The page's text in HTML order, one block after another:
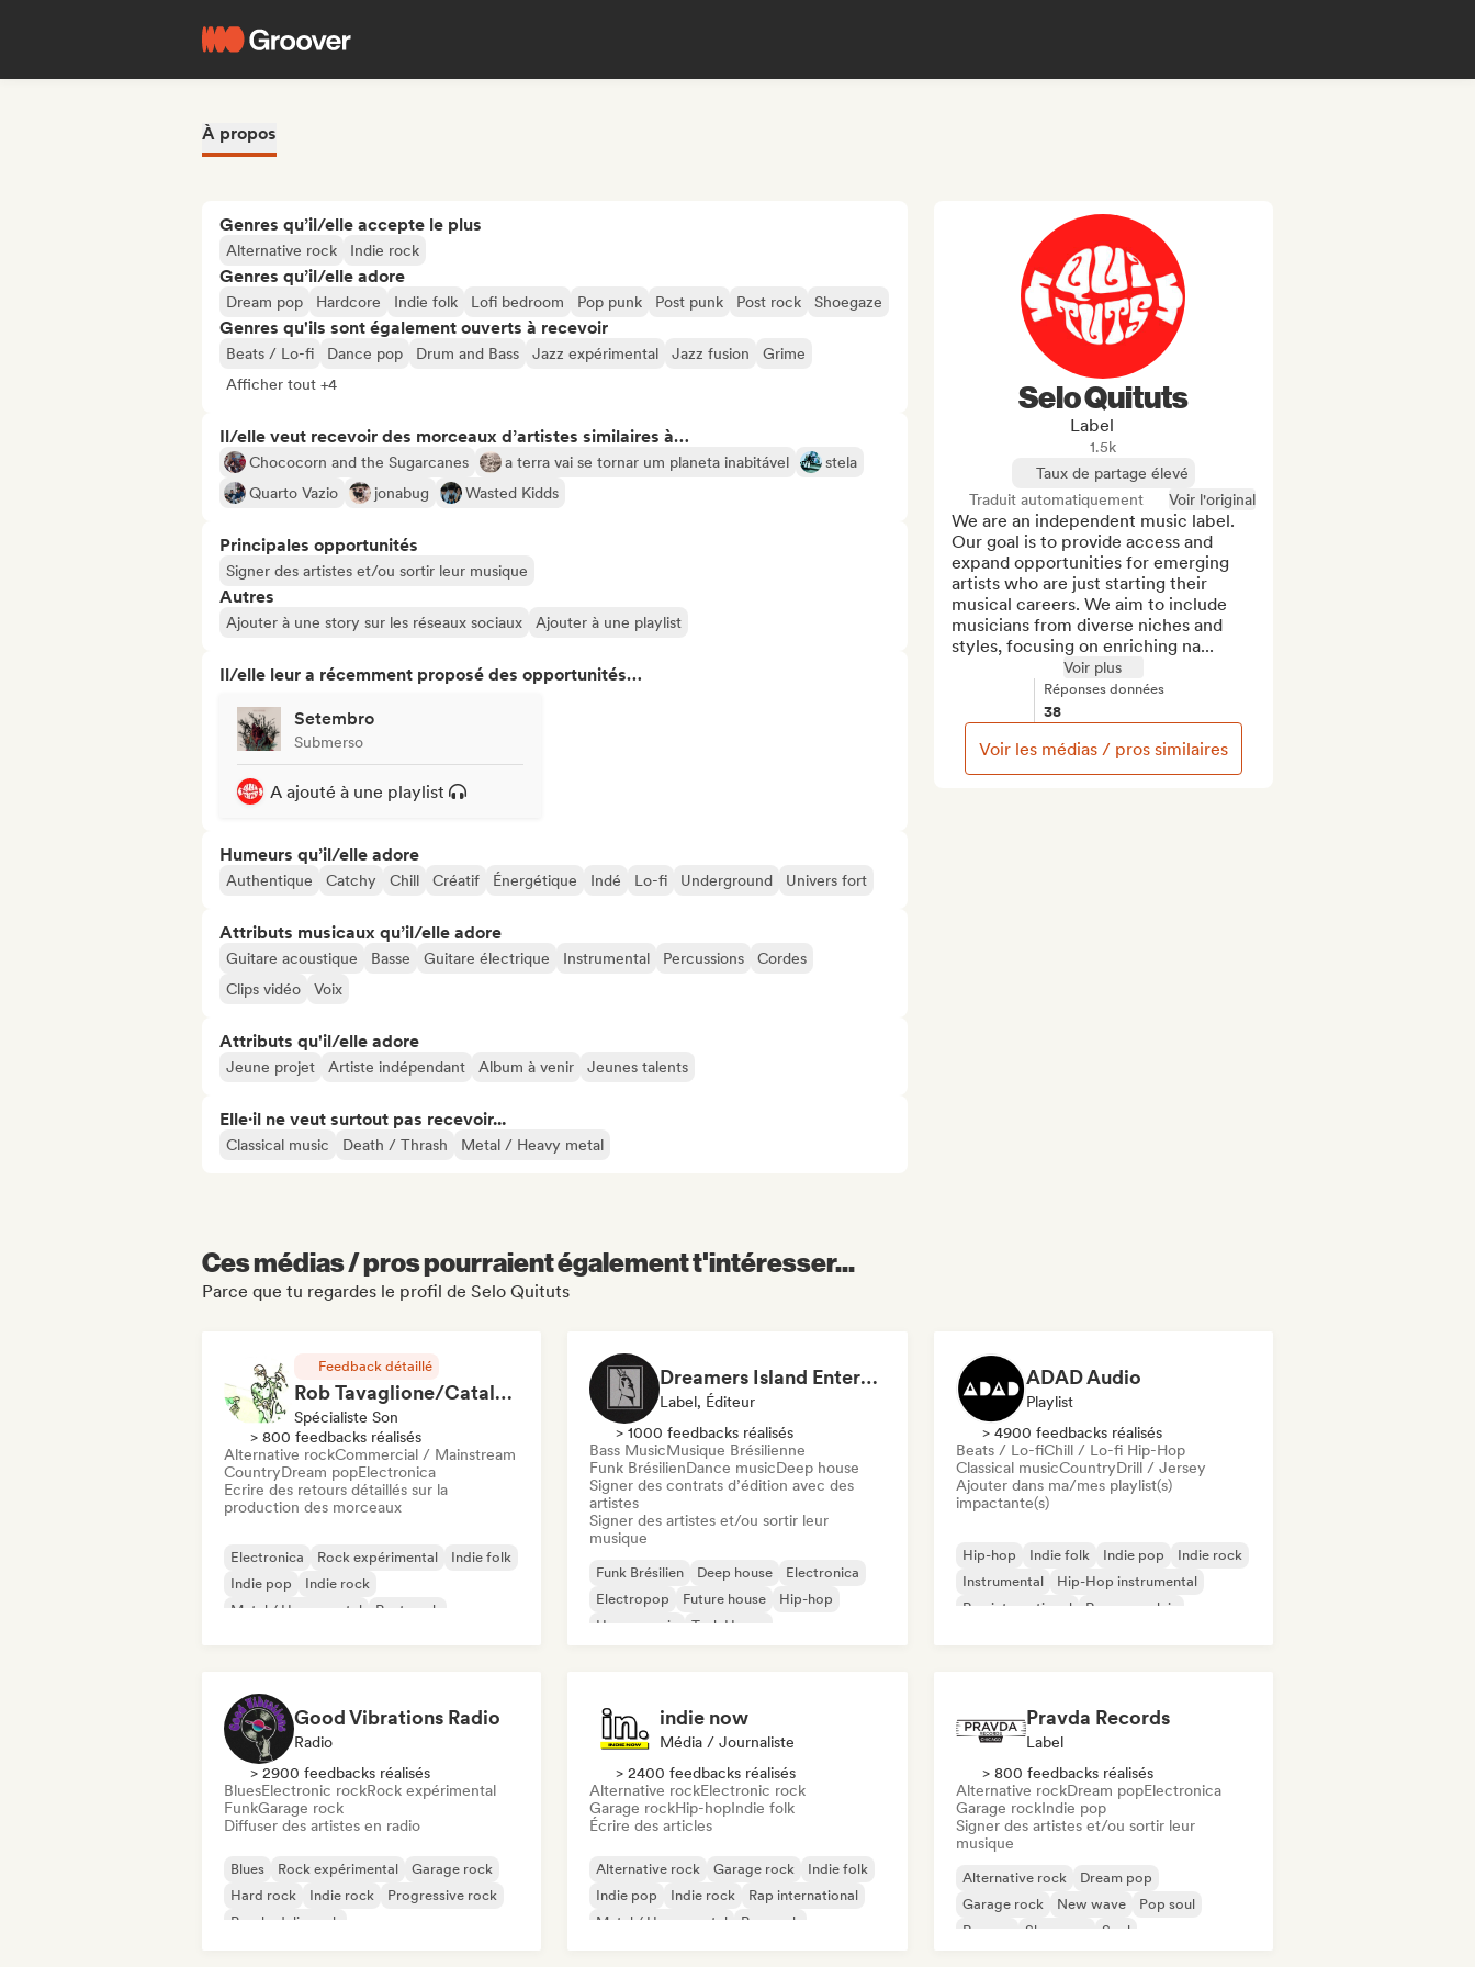
À propos
Genres qu’il/elle accepte le plus
Alternative rock Indie rock
Genres qu’il/elle adore
Dream pop Hardcore Indie folk Lofi bedroom Pop punk Post punk Post rock Shoegaze
Genres qu'ils sont également ouverts à recevoir
Beats / Lo-fi Dance pop Drum and Bass Jazz expérimental Jazz fusion
Grime
Afficher tout +4
Il/elle veut recevoir des morceaux d’artistes similaires à…
Chococorn and the Sugarcanes a terra vai se tornar um planeta inabitável
stela
Quarto Vazio
jonabug Wasted Kidds
Principales opportunités
Signer des artistes et/ou sortir leur musique
Autres
Ajouter à une story sur les réseaux sociaux Ajouter à une playlist
Il/elle leur a récemment proposé des opportunités…
Setembro
Submerso
A ajouté à une playlist
Humeurs qu’il/elle adore
Authentique Catchy Chill Créatif Énergétique Indé Lo-fi Underground Univers fort
Attributs musicaux qu’il/elle adore
Guitare acoustique Basse Guitare électrique Instrumental Percussions
Cordes
Clips vidéo
Voix
Attributs qu'il/elle adore
Jeune projet Artiste indépendant Album à venir Jeunes talents
Elle·il ne veut surtout pas recevoir...
Classical music Death / Thrash Metal / Heavy metal
Selo Quituts
Label
1.5k
Taux de partage élevé
Traduit automatiquement
Voir l'original
We are an independent music label.
Our goal is to provide access and
expand opportunities for emerging
artists who are just starting their
musical careers. We aim to include
musicians from diverse niches and
styles, focusing on enriching na...
Voir plus
Réponses données
38
Voir les médias / pros similaires
Ces médias / pros pourraient également t'intéresser...
Parce que tu regardes le profil de Selo Quituts
Feedback détaillé
Rob Tavaglione/Catalyst Recording
Spécialiste Son
> 800 feedbacks réalisés
Alternative rockCommercial / Mainstream
CountryDream popElectronica
Ecrire des retours détaillés sur la
production des morceaux
Electronica Rock expérimental
Indie folk
Indie pop
Indie rock
Metal / Heavy metal
Post punk
Dreamers Island Entertainment
Label, Éditeur
> 1000 feedbacks réalisés
Bass MusicMusique Brésilienne
Funk BrésilienDance musicDeep house
Signer des contrats d’édition avec des
artistes
Signer des artistes et/ou sortir leur
musique
Funk Brésilien Deep house
Electronica
Electropop
Future house
Hip-hop
House music
Tech House
ADAD Audio
Playlist
> 4900 feedbacks réalisés
Beats / Lo-fiChill / Lo-fi Hip-Hop
Classical musicCountryDrill / Jersey
Ajouter dans ma/mes playlist(s)
impactante(s)
Hip-hop Indie folk Indie pop
Indie rock
Instrumental
Hip-Hop instrumental
Rap international
Rap en anglais
Good Vibrations Radio
Radio
> 2900 feedbacks réalisés
BluesElectronic rockRock expérimental
FunkGarage rock
Diffuser des artistes en radio
Blues Rock expérimental
Garage rock
Hard rock
Indie rock
Progressive rock
Psychedelic rock
indie now
Média / Journaliste
> 2400 feedbacks réalisés
Alternative rockElectronic rock
Garage rockHip-hopIndie folk
Écrire des articles
Alternative rock Garage rock
Indie folk
Indie pop
Indie rock
Rap international
Metal / Heavy metal
Pop rock
Pravda Records
Label
> 800 feedbacks réalisés
Alternative rockDream popElectronica
Garage rockIndie pop
Signer des artistes et/ou sortir leur
musique
Alternative rock
Dream pop
Garage rock
New wave
Pop soul
Reggae
Shoegaze Soul